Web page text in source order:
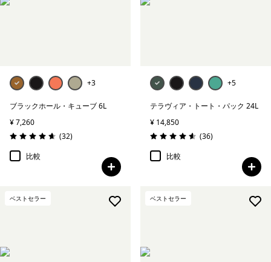
+3
ブラックホール・キューブ 6L
¥ 7,260
評価: 4.7 / 5
(32レビュー
)
比較
+5
テラヴィア・トート・パック 24L
¥ 14,850
評価: 4.6 / 5
(36レビュー
)
比較
ベストセラー ベストセラー